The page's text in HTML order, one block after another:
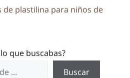
de plastilina para niños de
que buscabas?
Buscar